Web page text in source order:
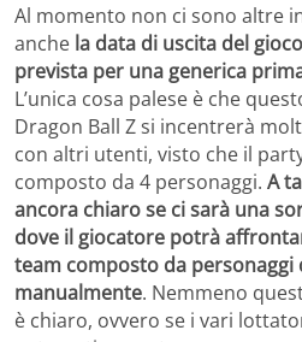
Al momento non ci sono altre
anche la data di uscita del
prevista per una generica
L’unica cosa palese è che
Dragon Ball Z si incentrerà
con altri utenti, visto che il
composto da 4 personaggi. A
ancora chiaro se ci sarà una
dove il giocatore potrà
team composto da
manualmente. Nemmeno
è chiaro, ovvero se i vari